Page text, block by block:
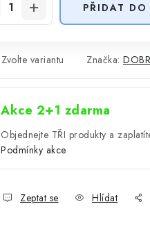
PŘIDAT DO
Zvolte variantu Značka:
Akce 2+1 zdarma
Objednejte TŘI produkty a
Podmínky akce
Zeptat se Hlídat